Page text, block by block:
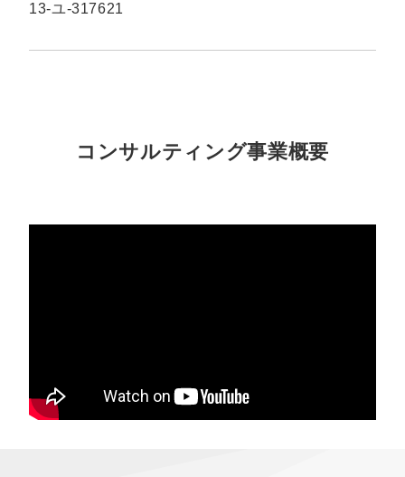
13-ユ-317621
コンサルティング事業概要